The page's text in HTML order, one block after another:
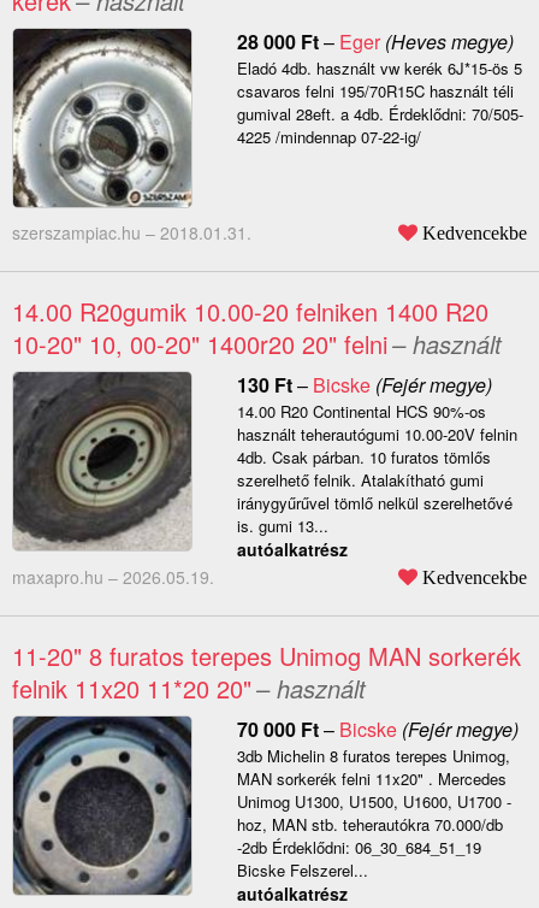
28 000 Ft– Eger(Heves megye)
Eladó 4db. használt vw kerék 6J*15-ös 5
csavaros felni 195/70R15C használt téli
gumival 28eft. a 4db. Érdeklődni: 70/505-
4225 /mindennap 07-22-ig/
szerszampiac.hu – 2018.01.31. Kedvencekbe
14.00 R20gumik 10.00-20 felniken 1400 R20
10-20" 10, 00-20" 1400r20 20" felni– használt
130 Ft– Bicske(Fejér megye)
14.00 R20 Continental HCS 90%-os
használt teherautógumi 10.00-20V felnin
4db. Csak párban. 10 furatos tömlős
szerelhető felnik. Atalakítható gumi
iránygyűrűvel tömlő nelkül szerelhetővé
is. gumi 13...
autóalkatrész
maxapro.hu – 2026.05.19. Kedvencekbe
11-20" 8 furatos terepes Unimog MAN sorkerék
felnik 11x20 11*20 20"– használt
70 000 Ft– Bicske(Fejér megye)
3db Michelin 8 furatos terepes Unimog,
MAN sorkerék felni 11x20" . Mercedes
Unimog U1300, U1500, U1600, U1700 -
hoz, MAN stb. teherautókra 70.000/db
-2db Érdeklődni: 06_30_684_51_19
Bicske Felszerel...
autóalkatrész